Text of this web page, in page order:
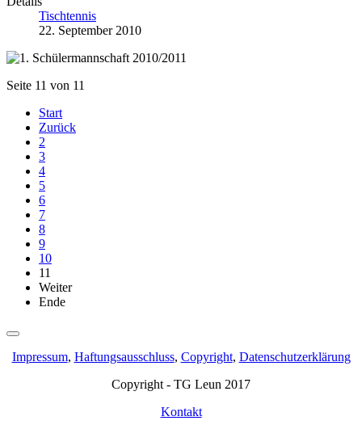
Tischtennis
22. September 2010
Seite 11 von 11
Start
Zurück
2
3
4
5
6
7
8
9
10
11
Weiter
Ende
Impressum, Haftungsausschluss, Copyright, Datenschutzerklärung
Copyright - TG Leun 2017
Kontakt